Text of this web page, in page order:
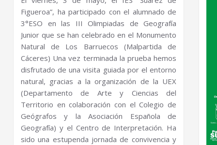
Figueroa”, ha participado con el alumnado de
3°ESO en las III Olimpiadas de Geografía
Junior que se han celebrado en el Monumento
Natural de Los Barruecos (Malpartida de
Cáceres) Una vez terminada la prueba hemos
disfrutado de una visita guiada por el entorno
natural, gracias a la organización de la UEX
(Departamento de Arte y Ciencias del
Territorio en colaboración con el Colegio de
Geógrafos y la Asociación Española de
Geografía) y el Centro de Interpretación. Ha
sido una estupenda jornada de convivencia y